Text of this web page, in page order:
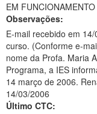
EM FUNCIONAMENTO
Observações:
E-mail recebido em
curso. (Conforme e-
nome da Profa. Maria
Programa, a IES
14 março de 2006.
14/03/2006
Último CTC: